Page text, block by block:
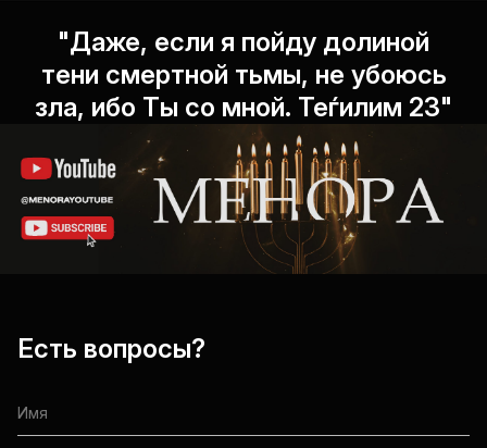
"Даже, если я пойду долиной
тени смертной тьмы, не убоюсь
зла, ибо Ты со мной. Теѓилим 23"
Есть вопросы?